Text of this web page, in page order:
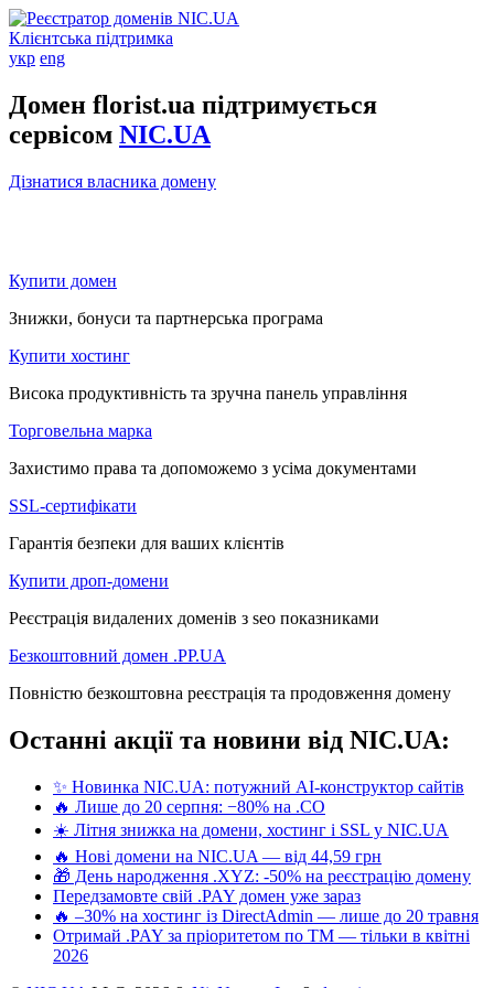
Клієнтська підтримка
укр eng
Домен florist.ua підтримується
сервісом NIC.UA
Дізнатися власника домену
Купити домен
Знижки, бонуси та партнерська програма
Купити хостинг
Висока продуктивність та зручна панель управління
Торговельна марка
Захистимо права та допоможемо з усіма документами
SSL-сертифікати
Гарантія безпеки для ваших клієнтів
Купити дроп-домени
Реєстрація видалених доменів з seo показниками
Безкоштовний домен .PP.UA
Повністю безкоштовна реєстрація та продовження домену
Останні акції та новини від NIC.UA:
✨ Новинка NIC.UA: потужний AI-конструктор сайтів
🔥 Лише до 20 серпня: −80% на .CO
☀️ Літня знижка на домени, хостинг і SSL у NIC.UA
🔥 Нові домени на NIC.UA — від 44,59 грн
🎁 День народження .XYZ: -50% на реєстрацію домену
Передзамовте свій .PAY домен уже зараз
🔥 –30% на хостинг із DirectAdmin — лише до 20 травня
Отримай .PAY за пріоритетом по ТМ — тільки в квітні
2026